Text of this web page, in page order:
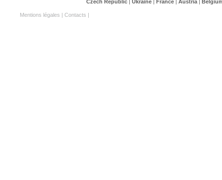
Czech Republic | Ukraine | France | Austria |
Mentions légales | Contacts |